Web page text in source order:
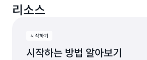
리소스
시작하기
시작하는 방법 알아보기